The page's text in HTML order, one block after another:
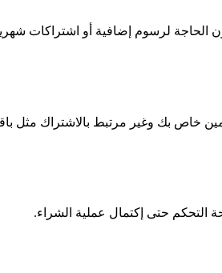
الحاجة لرسوم إضافية أو اشتراكات
خاص بك وغير مرتبط بالاشتراك مثل
التحكم حتى إكتمال عملية الشراء.